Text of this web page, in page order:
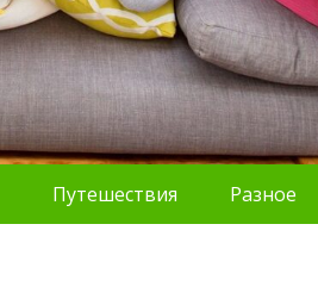
Путешествия Разное